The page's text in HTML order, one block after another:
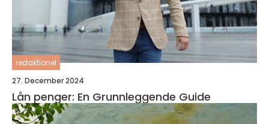
redaktionel
27. December 2024
Lån penger: En Grunnleggende Guide